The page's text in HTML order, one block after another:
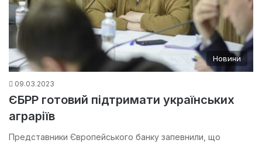
Новини
09.03.2023
ЄБРР готовий підтримати українських
аграріїв
Представники Європейського банку запевнили, що